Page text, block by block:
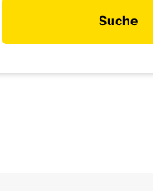
Suche